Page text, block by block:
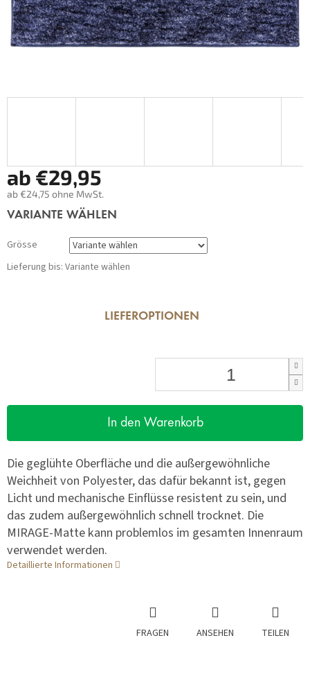
ab €29,95
ab €24,75 ohne MwSt.
Verkaufspreis:
VARIANTE WÄHLEN
Grösse
Lieferung bis: Variante wählen
LIEFEROPTIONEN
In den Warenkorb
Die geglühte Oberfläche und die außergewöhnliche
Weichheit von Polyester, das dafür bekannt ist, gegen
Licht und mechanische Einflüsse resistent zu sein, und
das zudem außergewöhnlich schnell trocknet. Die
MIRAGE-Matte kann problemlos im gesamten Innenraum
verwendet werden.
Detaillierte Informationen
FRAGEN ANSEHEN TEILEN